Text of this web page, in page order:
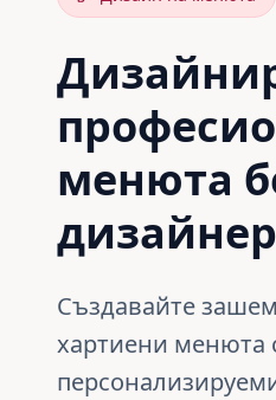
менюта
дизайнер
Създавайте
хартиени менюта